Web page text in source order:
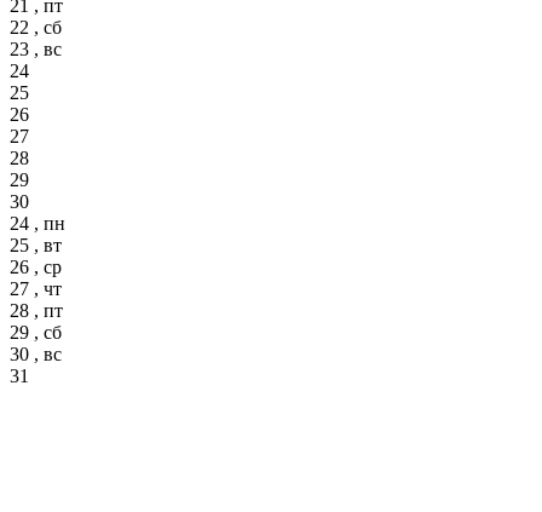
21 , пт
22 , сб
23 , вс
24
25
26
27
28
29
30
24 , пн
25 , вт
26 , ср
27 , чт
28 , пт
29 , сб
30 , вс
31